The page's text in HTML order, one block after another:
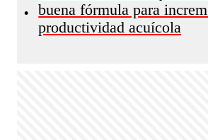
•
buena fórmula para
productividad acuícola